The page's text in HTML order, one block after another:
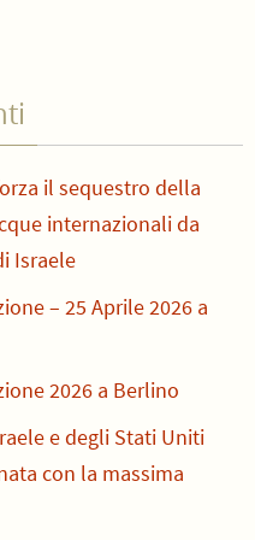
il sequestro della
internazionali da
Israele
– 25 Aprile 2026 a
2026 a Berlino
e degli Stati Uniti
con la massima